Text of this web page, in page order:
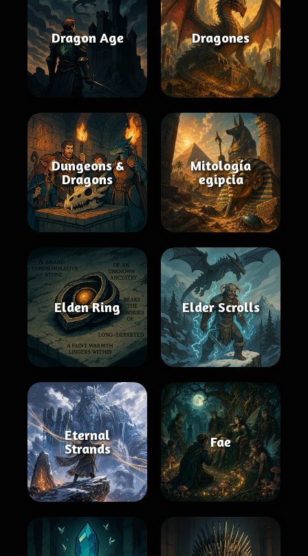
Dragon Age Dragones
Dungeons &
Dragons
Mitología
egipcia
Elden Ring Elder Scrolls
Eternal
Strands
Fae